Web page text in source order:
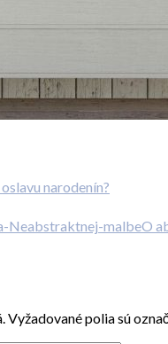
narodenín?
O
Vyžadované polia sú